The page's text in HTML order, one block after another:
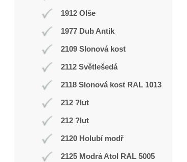
1912 Olše
1977 Dub Antik
2109 Slonová kost
2112 Světlešedá
2118 Slonová kost RAL 1013
212 ?lut
212 ?lut
2120 Holubí modř
2125 Modrá Atol RAL 5005